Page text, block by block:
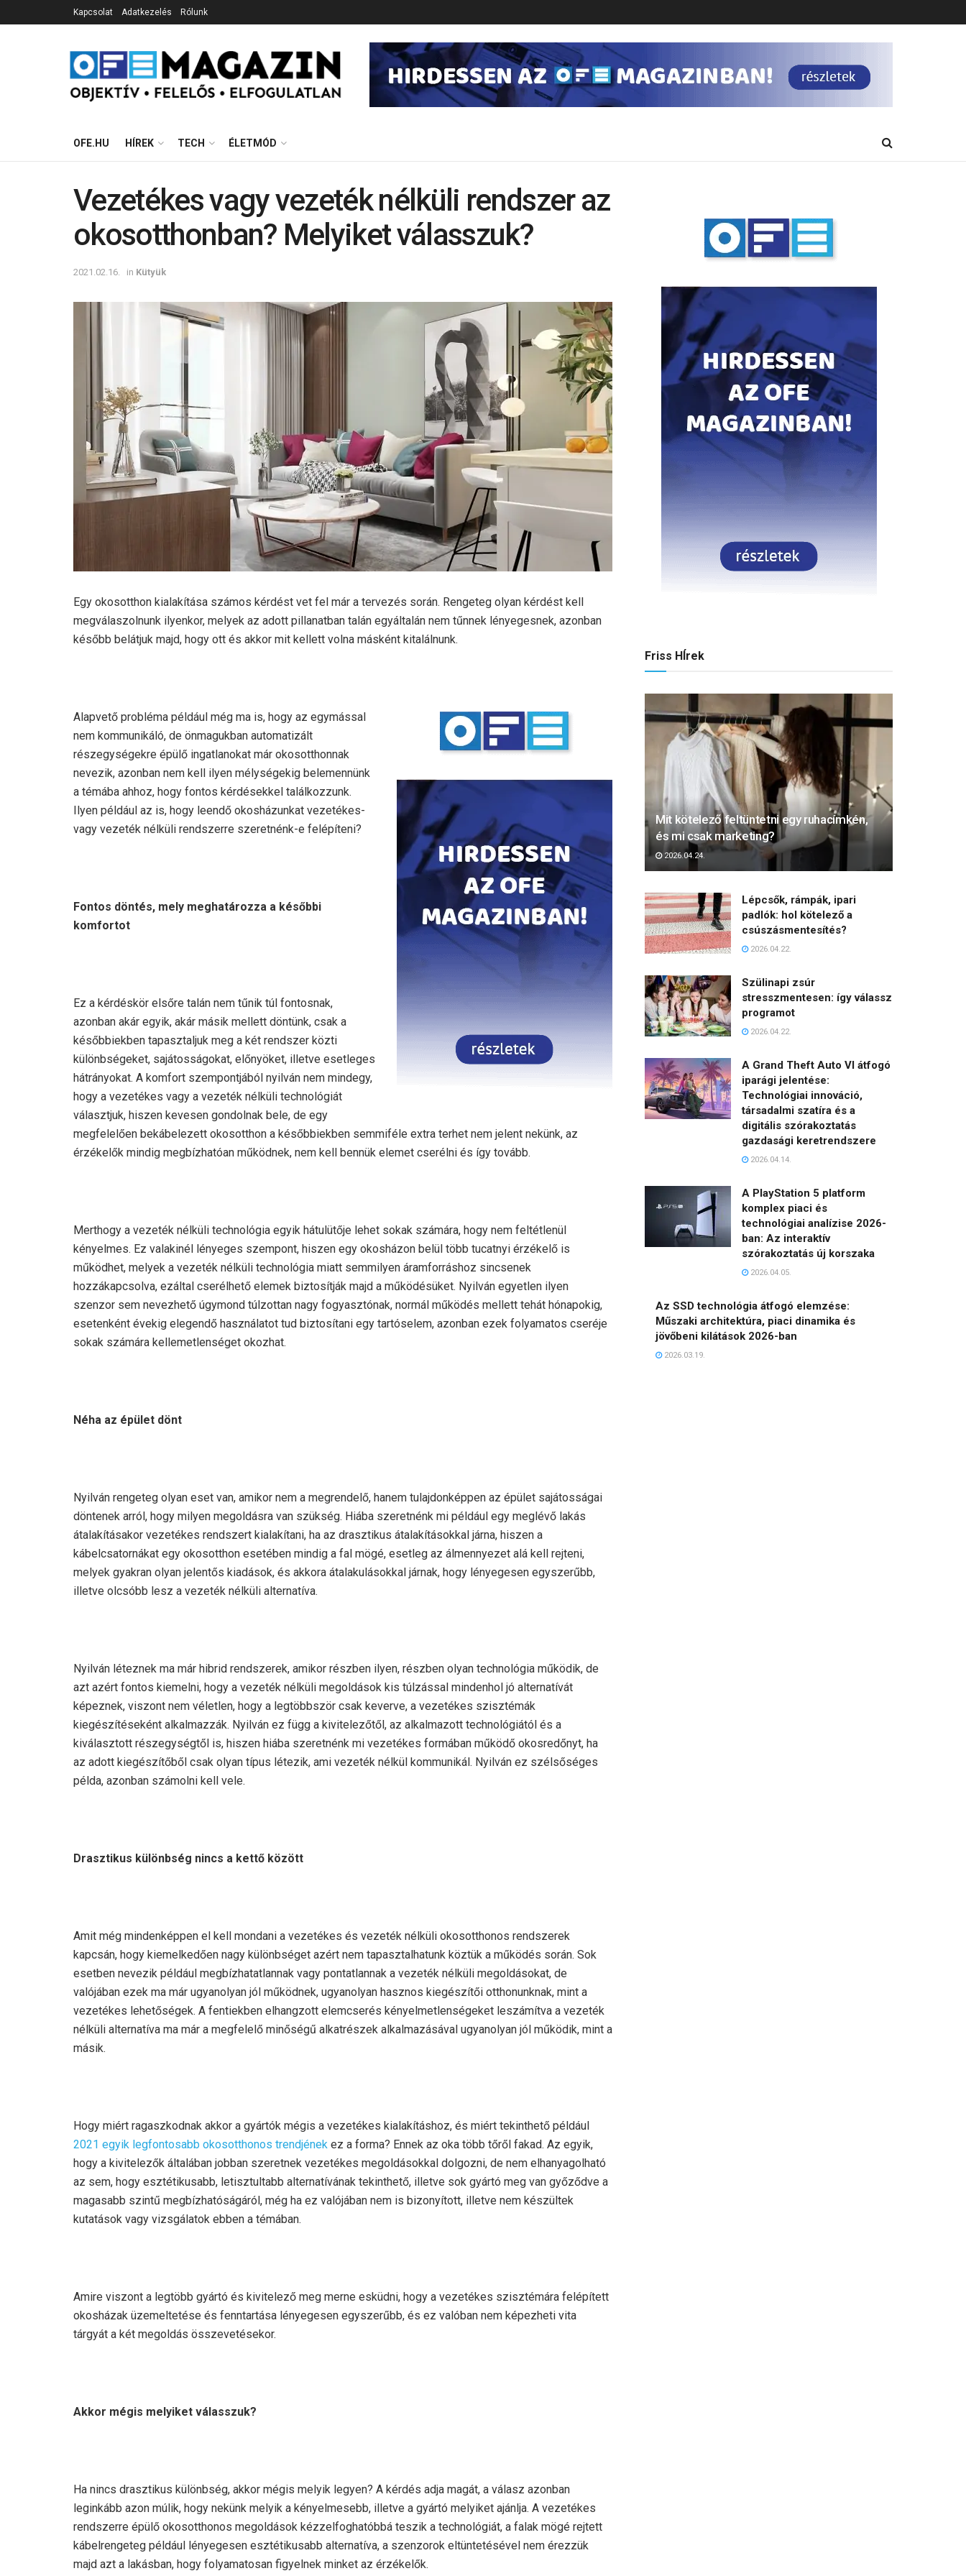
Kapcsolat Adatkezelés Rólunk
OFE.HU HÍREK TECH ÉLETMÓD
Vezetékes vagy vezeték nélküli rendszer az
okosotthonban? Melyiket válasszuk?
2021.02.16. in Kütyük
Egy okosotthon kialakítása számos kérdést vet fel már a tervezés során. Rengeteg olyan kérdést kell
megválaszolnunk ilyenkor, melyek az adott pillanatban talán egyáltalán nem tűnnek lényegesnek, azonban
később belátjuk majd, hogy ott és akkor mit kellett volna másként kitalálnunk.
Alapvető probléma például még ma is, hogy az egymással
nem kommunikáló, de önmagukban automatizált
részegységekre épülő ingatlanokat már okosotthonnak
nevezik, azonban nem kell ilyen mélységekig belemennünk
a témába ahhoz, hogy fontos kérdésekkel találkozzunk.
Ilyen például az is, hogy leendő okosházunkat vezetékes-
vagy vezeték nélküli rendszerre szeretnénk-e felépíteni?
Fontos döntés, mely meghatározza a későbbi
komfortot
Ez a kérdéskör elsőre talán nem tűnik túl fontosnak,
azonban akár egyik, akár másik mellett döntünk, csak a
későbbiekben tapasztaljuk meg a két rendszer közti
különbségeket, sajátosságokat, előnyöket, illetve esetleges
hátrányokat. A komfort szempontjából nyilván nem mindegy,
hogy a vezetékes vagy a vezeték nélküli technológiát
választjuk, hiszen kevesen gondolnak bele, de egy
megfelelően bekábelezett okosotthon a későbbiekben semmiféle extra terhet nem jelent nekünk, az
érzékelők mindig megbízhatóan működnek, nem kell bennük elemet cserélni és így tovább.
Merthogy a vezeték nélküli technológia egyik hátulütője lehet sokak számára, hogy nem feltétlenül
kényelmes. Ez valakinél lényeges szempont, hiszen egy okosházon belül több tucatnyi érzékelő is
működhet, melyek a vezeték nélküli technológia miatt semmilyen áramforráshoz sincsenek
hozzákapcsolva, ezáltal cserélhető elemek biztosítják majd a működésüket. Nyilván egyetlen ilyen
szenzor sem nevezhető úgymond túlzottan nagy fogyasztónak, normál működés mellett tehát hónapokig,
esetenként évekig elegendő használatot tud biztosítani egy tartóselem, azonban ezek folyamatos cseréje
sokak számára kellemetlenséget okozhat.
Néha az épület dönt
Nyilván rengeteg olyan eset van, amikor nem a megrendelő, hanem tulajdonképpen az épület sajátosságai
döntenek arról, hogy milyen megoldásra van szükség. Hiába szeretnénk mi például egy meglévő lakás
átalakításakor vezetékes rendszert kialakítani, ha az drasztikus átalakításokkal járna, hiszen a
kábelcsatornákat egy okosotthon esetében mindig a fal mögé, esetleg az álmennyezet alá kell rejteni,
melyek gyakran olyan jelentős kiadások, és akkora átalakulásokkal járnak, hogy lényegesen egyszerűbb,
illetve olcsóbb lesz a vezeték nélküli alternatíva.
Nyilván léteznek ma már hibrid rendszerek, amikor részben ilyen, részben olyan technológia működik, de
azt azért fontos kiemelni, hogy a vezeték nélküli megoldások kis túlzással mindenhol jó alternatívát
képeznek, viszont nem véletlen, hogy a legtöbbször csak keverve, a vezetékes szisztémák
kiegészítéseként alkalmazzák. Nyilván ez függ a kivitelezőtől, az alkalmazott technológiától és a
kiválasztott részegységtől is, hiszen hiába szeretnénk mi vezetékes formában működő okosredőnyt, ha
az adott kiegészítőből csak olyan típus létezik, ami vezeték nélkül kommunikál. Nyilván ez szélsőséges
példa, azonban számolni kell vele.
Drasztikus különbség nincs a kettő között
Amit még mindenképpen el kell mondani a vezetékes és vezeték nélküli okosotthonos rendszerek
kapcsán, hogy kiemelkedően nagy különbséget azért nem tapasztalhatunk köztük a működés során. Sok
esetben nevezik például megbízhatatlannak vagy pontatlannak a vezeték nélküli megoldásokat, de
valójában ezek ma már ugyanolyan jól működnek, ugyanolyan hasznos kiegészítői otthonunknak, mint a
vezetékes lehetőségek. A fentiekben elhangzott elemcserés kényelmetlenségeket leszámítva a vezeték
nélküli alternatíva ma már a megfelelő minőségű alkatrészek alkalmazásával ugyanolyan jól működik, mint a
másik.
Hogy miért ragaszkodnak akkor a gyártók mégis a vezetékes kialakításhoz, és miért tekinthető például
2021 egyik legfontosabb okosotthonos trendjének ez a forma? Ennek az oka több tőről fakad. Az egyik,
hogy a kivitelezők általában jobban szeretnek vezetékes megoldásokkal dolgozni, de nem elhanyagolható
az sem, hogy esztétikusabb, letisztultabb alternatívának tekinthető, illetve sok gyártó meg van győződve a
magasabb szintű megbízhatóságáról, még ha ez valójában nem is bizonyított, illetve nem készültek
kutatások vagy vizsgálatok ebben a témában.
Amire viszont a legtöbb gyártó és kivitelező meg merne esküdni, hogy a vezetékes szisztémára felépített
okosházak üzemeltetése és fenntartása lényegesen egyszerűbb, és ez valóban nem képezheti vita
tárgyát a két megoldás összevetésekor.
Akkor mégis melyiket válasszuk?
Ha nincs drasztikus különbség, akkor mégis melyik legyen? A kérdés adja magát, a válasz azonban
leginkább azon múlik, hogy nekünk melyik a kényelmesebb, illetve a gyártó melyiket ajánlja. A vezetékes
rendszerre épülő okosotthonos megoldások kézzelfoghatóbbá teszik a technológiát, a falak mögé rejtett
kábelrengeteg például lényegesen esztétikusabb alternatíva, a szenzorok eltüntetésével nem érezzük
majd azt a lakásban, hogy folyamatosan figyelnek minket az érzékelők.
Friss HÍrek
Mit kötelező feltüntetni egy ruhacímkén,
és mi csak marketing?
2026.04.24.
Lépcsők, rámpák, ipari
padlók: hol kötelező a
csúszásmentesítés?
2026.04.22.
Szülinapi zsúr
stresszmentesen: így válassz
programot
2026.04.22.
A Grand Theft Auto VI átfogó
iparági jelentése:
Technológiai innováció,
társadalmi szatíra és a
digitális szórakoztatás
gazdasági keretrendszere
2026.04.14.
A PlayStation 5 platform
komplex piaci és
technológiai analízise 2026-
ban: Az interaktív
szórakoztatás új korszaka
2026.04.05.
Az SSD technológia átfogó elemzése:
Műszaki architektúra, piaci dinamika és
jövőbeni kilátások 2026-ban
2026.03.19.